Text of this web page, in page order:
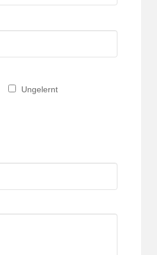
Ungelernt